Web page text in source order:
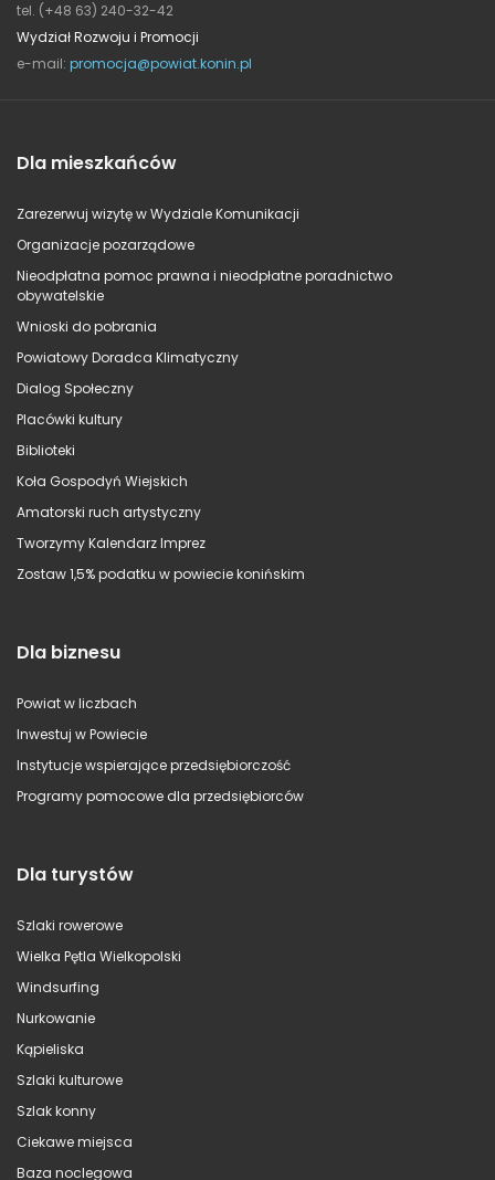
tel. (+48 63) 240-32-42
Wydział Rozwoju i Promocji
e-mail: promocja@powiat.konin.pl
Dla mieszkańców
Zarezerwuj wizytę w Wydziale Komunikacji
Organizacje pozarządowe
Nieodpłatna pomoc prawna i nieodpłatne poradnictwo
obywatelskie
Wnioski do pobrania
Powiatowy Doradca Klimatyczny
Dialog Społeczny
Placówki kultury
Biblioteki
Koła Gospodyń Wiejskich
Amatorski ruch artystyczny
Tworzymy Kalendarz Imprez
Zostaw 1,5% podatku w powiecie konińskim
Dla biznesu
Powiat w liczbach
Inwestuj w Powiecie
Instytucje wspierające przedsiębiorczość
Programy pomocowe dla przedsiębiorców
Dla turystów
Szlaki rowerowe
Wielka Pętla Wielkopolski
Windsurfing
Nurkowanie
Kąpieliska
Szlaki kulturowe
Szlak konny
Ciekawe miejsca
Baza noclegowa